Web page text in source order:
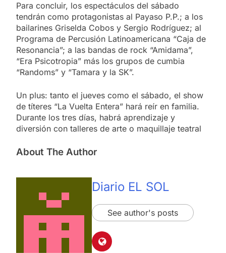
Para concluir, los espectáculos del sábado
tendrán como protagonistas al Payaso P.P.; a los
bailarines Griselda Cobos y Sergio Rodríguez; al
Programa de Percusión Latinoamericana “Caja de
Resonancia”; a las bandas de rock “Amidama”,
“Era Psicotropia” más los grupos de cumbia
“Randoms” y “Tamara y la SK”.
Un plus: tanto el jueves como el sábado, el show
de títeres “La Vuelta Entera” hará reír en familia.
Durante los tres días, habrá aprendizaje y
diversión con talleres de arte o maquillaje teatral
About The Author
Diario EL SOL
See author's posts